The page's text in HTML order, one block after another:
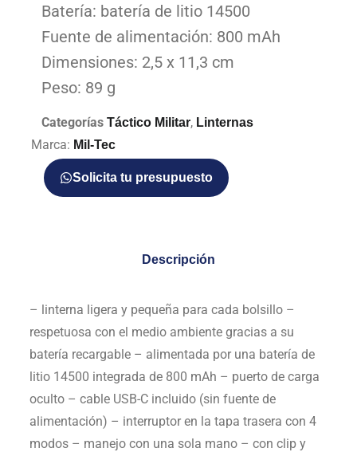
Batería: batería de litio 14500
Fuente de alimentación: 800 mAh
Dimensiones: 2,5 x 11,3 cm
Peso: 89 g
Categorías Táctico Militar, Linternas
Marca: Mil-Tec
Solicita tu presupuesto
Descripción
– linterna ligera y pequeña para cada bolsillo –
respetuosa con el medio ambiente gracias a su
batería recargable – alimentada por una batería de
litio 14500 integrada de 800 mAh – puerto de carga
oculto – cable USB-C incluido (sin fuente de
alimentación) – interruptor en la tapa trasera con 4
modos – manejo con una sola mano – con clip y